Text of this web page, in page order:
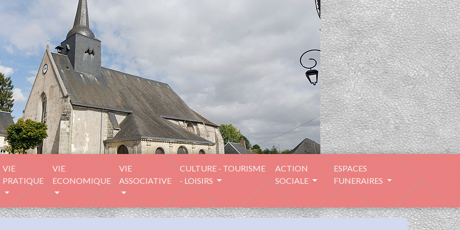
VIE
PRATIQUE
VIE
ECONOMIQUE
VIE
ASSOCIATIVE
CULTURE - TOURISME
- LOISIRS
ACTION
SOCIALE
ESPACES
FUNERAIRES